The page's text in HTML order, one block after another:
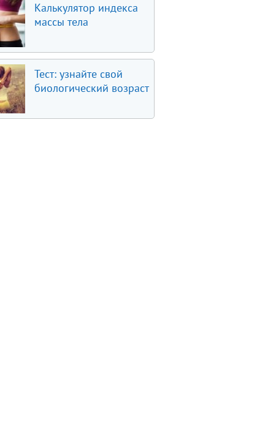
Калькулятор индекса
массы тела
Тест: узнайте свой
биологический возраст